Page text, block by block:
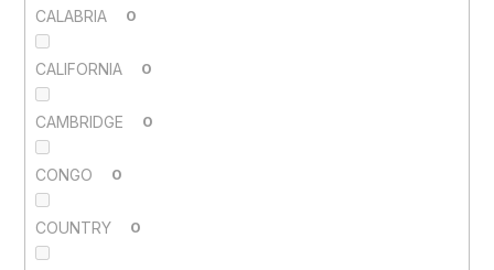
CALABRIA 0
CALIFORNIA 0
CAMBRIDGE 0
CONGO 0
COUNTRY 0